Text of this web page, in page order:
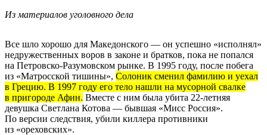
Из материалов уголовного дела
Все шло хорошо для Македонского — он успешно «исполнял»
недружественных воров в законе и братков, пока не попался
на Петровско-Разумовском рынке. В 1995 году, после побега
из «Матросской тишины», Солоник сменил фамилию и уехал
в Грецию. В 1997 году его тело нашли на мусорной свалке
в пригороде Афин. Вместе с ним была убита 22-летняя
девушка Светлана Котова — бывшая «Мисс Россия».
По версии следствия, убили киллера противники
из «ореховских».